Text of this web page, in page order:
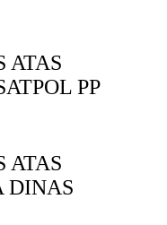
ATAS
PP
ATAS
DINAS